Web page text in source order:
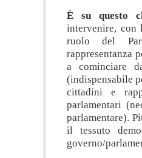
È su questo
intervenire, con
ruolo del
rappresentanza
a cominciare
(indispensabile
cittadini e
parlamentari
parlamentare).
il tessuto
governo/